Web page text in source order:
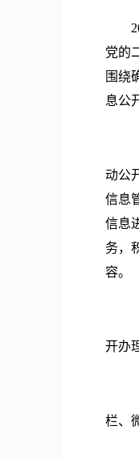
党的
围绕
息公
动公
信息
信息
务，
容。
开办
栏、